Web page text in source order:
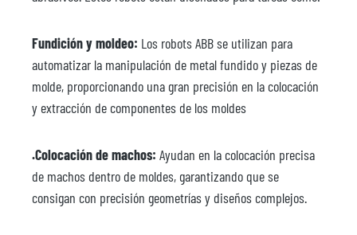
Fundición y moldeo: Los robots ABB se utilizan para
automatizar la manipulación de metal fundido y piezas de
molde, proporcionando una gran precisión en la colocación
y extracción de componentes de los moldes
.Colocación de machos: Ayudan en la colocación precisa
de machos dentro de moldes, garantizando que se
consigan con precisión geometrías y diseños complejos.